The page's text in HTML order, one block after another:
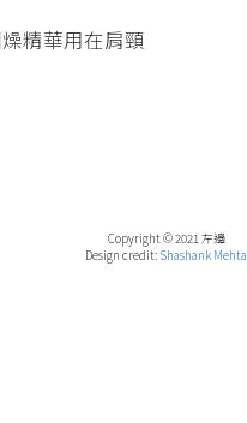
精華用在肩頸
Copyright © 2021 左邊
Design credit: Shashank Mehta